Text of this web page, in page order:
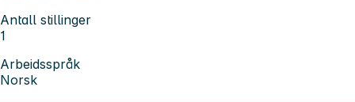
Antall stillinger
1
Arbeidsspråk
Norsk